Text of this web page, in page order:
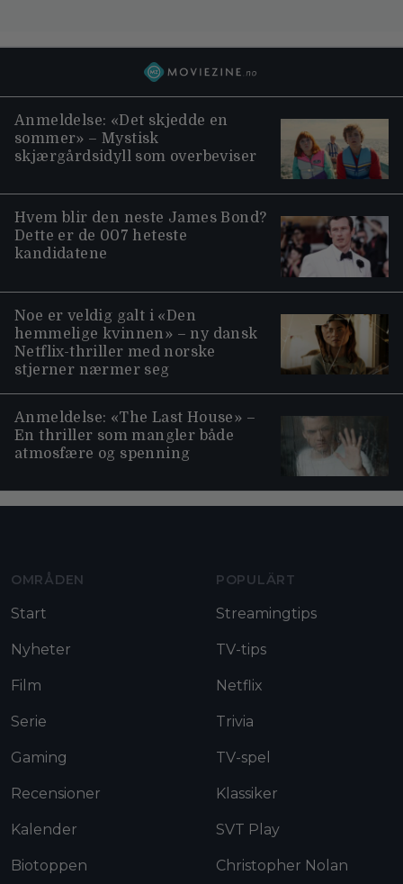
Anmeldelse: «Det skjedde en
sommer» – Mystisk
skjærgårdsidyll som overbeviser
Hvem blir den neste James Bond?
Dette er de 007 heteste
kandidatene
Noe er veldig galt i «Den
hemmelige kvinnen» – ny dansk
Netflix-thriller med norske
stjerner nærmer seg
Anmeldelse: «The Last House» –
En thriller som mangler både
atmosfære og spenning
OMRÅDEN
Start
Nyheter
Film
Serie
Gaming
Recensioner
Kalender
Biotoppen
POPULÄRT
Streamingtips
TV-tips
Netflix
Trivia
TV-spel
Klassiker
SVT Play
Christopher Nolan